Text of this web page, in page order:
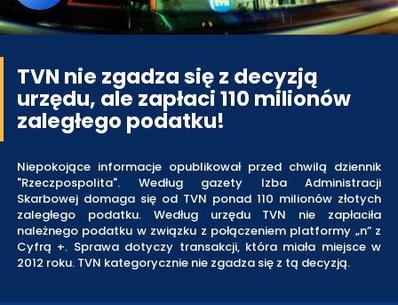
TVN nie zgadza się z decyzją
urzędu, ale zapłaci 110 milionów
zaległego podatku!
Niepokojące informacje opublikował przed chwilą dziennik
"Rzeczpospolita". Według gazety Izba Administracji
Skarbowej domaga się od TVN ponad 110 milionów złotych
zaległego podatku. Według urzędu TVN nie zapłaciła
należnego podatku w związku z połączeniem platformy „n” z
Cyfrą +. Sprawa dotyczy transakcji, która miała miejsce w
2012 roku. TVN kategorycznie nie zgadza się z tą decyzją.